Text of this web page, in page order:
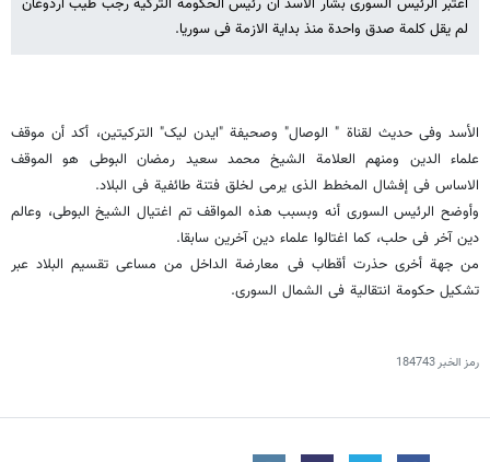
اعتبر الرئیس السوری بشار الأسد أن رئیس الحکومة الترکیة رجب طیب أردوغان
لم یقل کلمة صدق واحدة منذ بدایة الازمة فی سوریا.
الأسد وفی حدیث لقناة " الوصال" وصحیفة "ایدن لیک" الترکیتین، أکد أن موقف
علماء الدین ومنهم العلامة الشیخ محمد سعید رمضان البوطی هو الموقف
الاساس فی إفشال المخطط الذی یرمی لخلق فتنة طائفیة فی البلاد.
وأوضح الرئیس السوری أنه وبسبب هذه المواقف تم اغتیال الشیخ البوطی، وعالم
دین آخر فی حلب، کما اغتالوا علماء دین آخرین سابقا.
من جهة أخرى حذرت أقطاب فی معارضة الداخل من مساعی تقسیم البلاد عبر
تشکیل حکومة انتقالیة فی الشمال السوری.
رمز الخبر184743